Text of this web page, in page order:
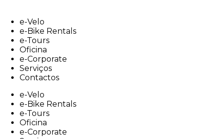
contente-Velo
e-Bike Rentals
e-Tours
Oficina
e-Corporate
Serviços
Contactos
e-Velo
e-Bike Rentals
e-Tours
Oficina
e-Corporate